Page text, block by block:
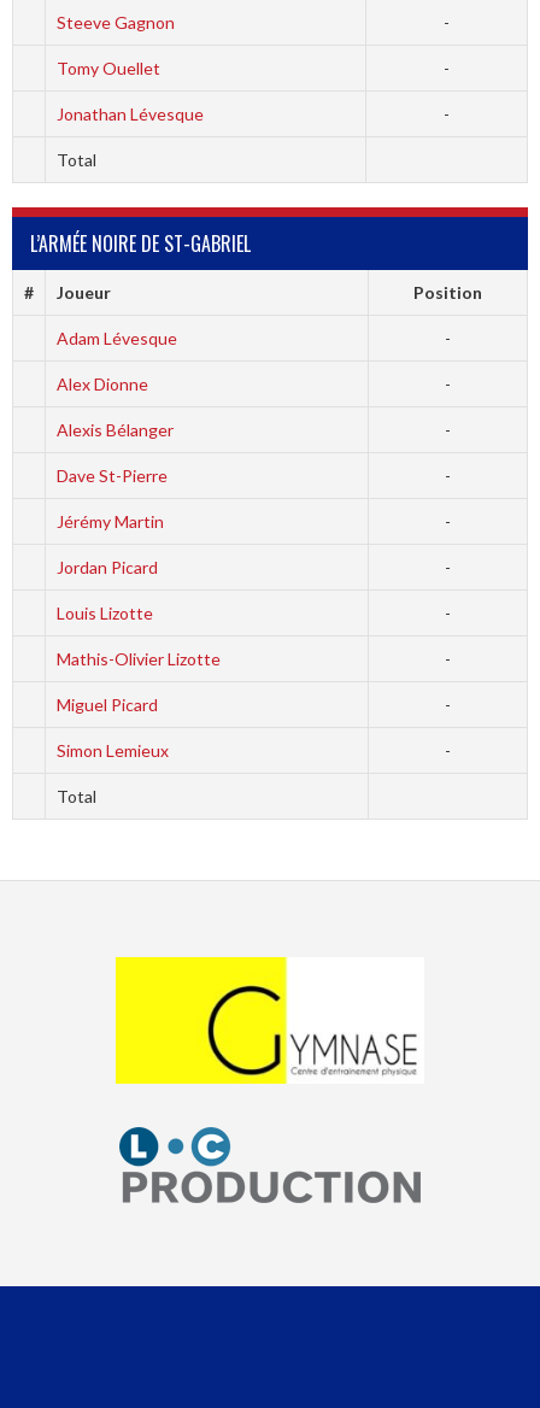
Steeve Gagnon -
Tomy Ouellet -
Jonathan Lévesque -
Total
L’ARMÉE NOIRE DE ST-GABRIEL
# Joueur Position
Adam Lévesque -
Alex Dionne -
Alexis Bélanger -
Dave St-Pierre -
Jérémy Martin -
Jordan Picard -
Louis Lizotte -
Mathis-Olivier Lizotte -
Miguel Picard -
Simon Lemieux -
Total